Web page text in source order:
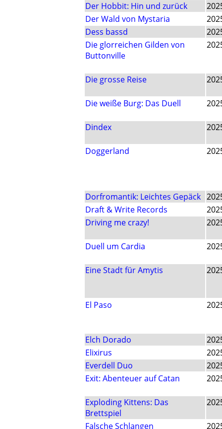
Der Hobbit: Hin und zurück
Der Wald von Mystaria
Dess bassd
Die glorreichen Gilden von
Buttonville
Die grosse Reise
Die weiße Burg: Das Duell
Dindex
Doggerland
Dorfromantik: Leichtes Gepäck
Draft & Write Records
Driving me crazy!
Duell um Cardia
Eine Stadt für Amytis
El Paso
Elch Dorado
Elixirus
Everdell Duo
Exit: Abenteuer auf Catan
Exploding Kittens: Das
Brettspiel
Falsche Schlangen